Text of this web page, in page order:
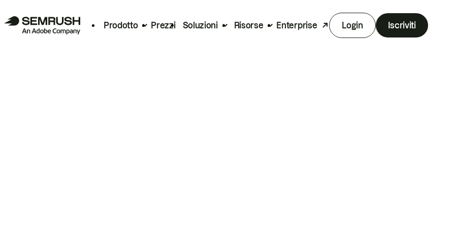
Prodotto Prezzi Soluzioni Risorse Enterprise Login Iscriviti